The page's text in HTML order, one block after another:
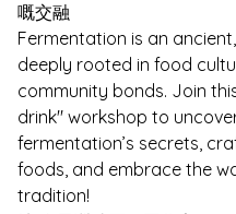
嘅交融
Fermentation is an
deeply rooted in food
community bonds. Join
drink" workshop to
fermentation’s secrets,
foods, and embrace the
tradition!